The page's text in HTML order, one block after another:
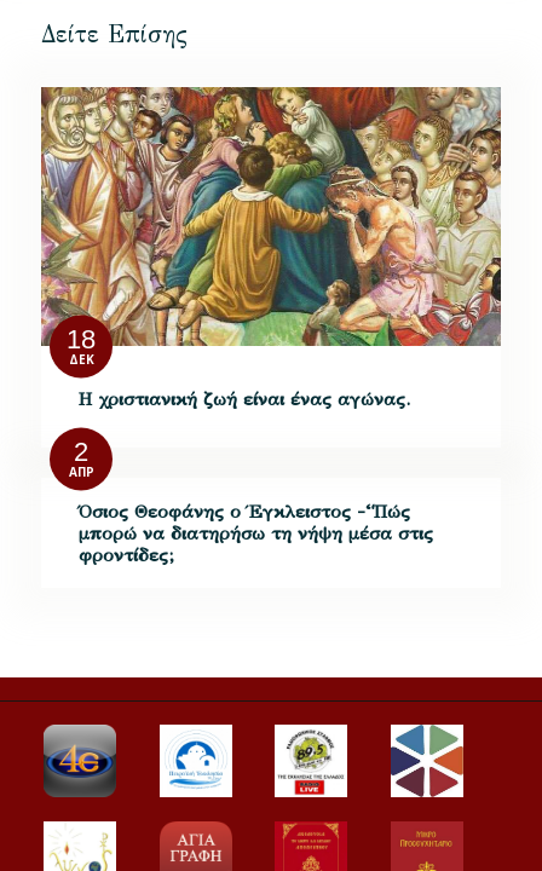
Δείτε Επίσης
18
ΔΕΚ
Η χριστιανική ζωή είναι ένας αγώνας.
2
ΑΠΡ
Όσιος Θεοφάνης ο Έγκλειστος -“Πώς
μπορώ να διατηρήσω τη νήψη μέσα στις
φροντίδες;